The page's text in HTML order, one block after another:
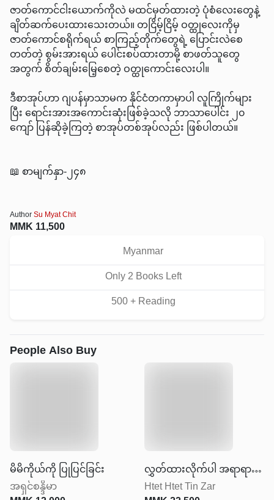
ဇာတ်ကောင်ငါးယောက်ကိုလဲ မထင်မှတ်ထားတဲ့ ပုံစံလေးတွေနဲ့
ချိတ်ဆက်ပေးထားသေးတယ်။ တငြိမ့်ငြိမ့် ဝတ္ထုလေးကိုမှ
ဇာတ်ကောင်စရိုက်ရယ် စာကြည့်တိုက်တွေရဲ့ ပြောင်းလဲစေ
တတ်တဲ့ စွမ်းအားရယ် ပေါင်းစပ်ထားတာမို့ စာဖတ်သူတွေ
အတွက် စိတ်ချမ်းမြေ့စေတဲ့ ဝတ္ထုကောင်းလေးပါ။
ဒီစာအုပ်ဟာ ဂျပန်မှာသာမက နိုင်ငံတကာမှာပါ လူကြိုက်များ
ပြီး ရောင်းအားအကောင်းဆုံးဖြစ်ခဲ့သလို ဘာသာပေါင်း ၂၀
ကျော် ပြန်ဆိုခဲ့ကြတဲ့ စာအုပ်တစ်အုပ်လည်း ဖြစ်ပါတယ်။
📖 စာမျက်နှာ-၂၄၈
AuthorSu Myat Chit
MMK11,500
Myanmar
Only2BooksLeft
500+ Reading
People Also Buy
မိမိကိုယ်ကို ပြုပြင်ခြင်း
အရှင်စန္ဒိမာ
လွှတ်ထားလိုက်ပါ အရာရာကို
ထိန်းချုပ်ဖို့ မကြိုးစားနဲ့
Htet Htet Tin Zar